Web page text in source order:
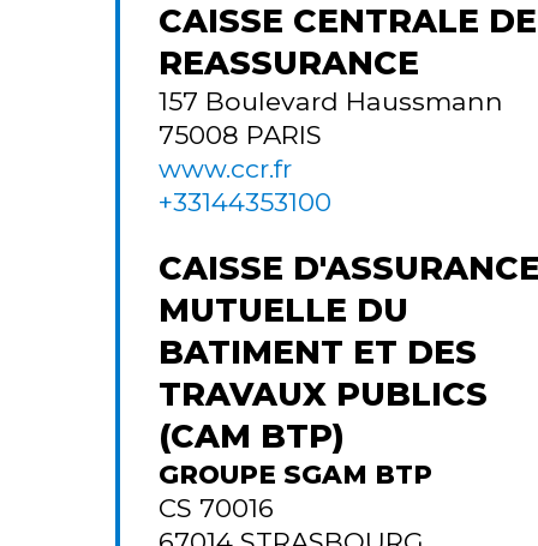
CAISSE CENTRALE DE
REASSURANCE
157 Boulevard Haussmann
75008 PARIS
www.ccr.fr
+33144353100
CAISSE
MUTUELLE DU
BATIMENT ET DES
TRAVAUX PUBLICS
(CAM BTP)
GROUPE SGAM BTP
CS 70016